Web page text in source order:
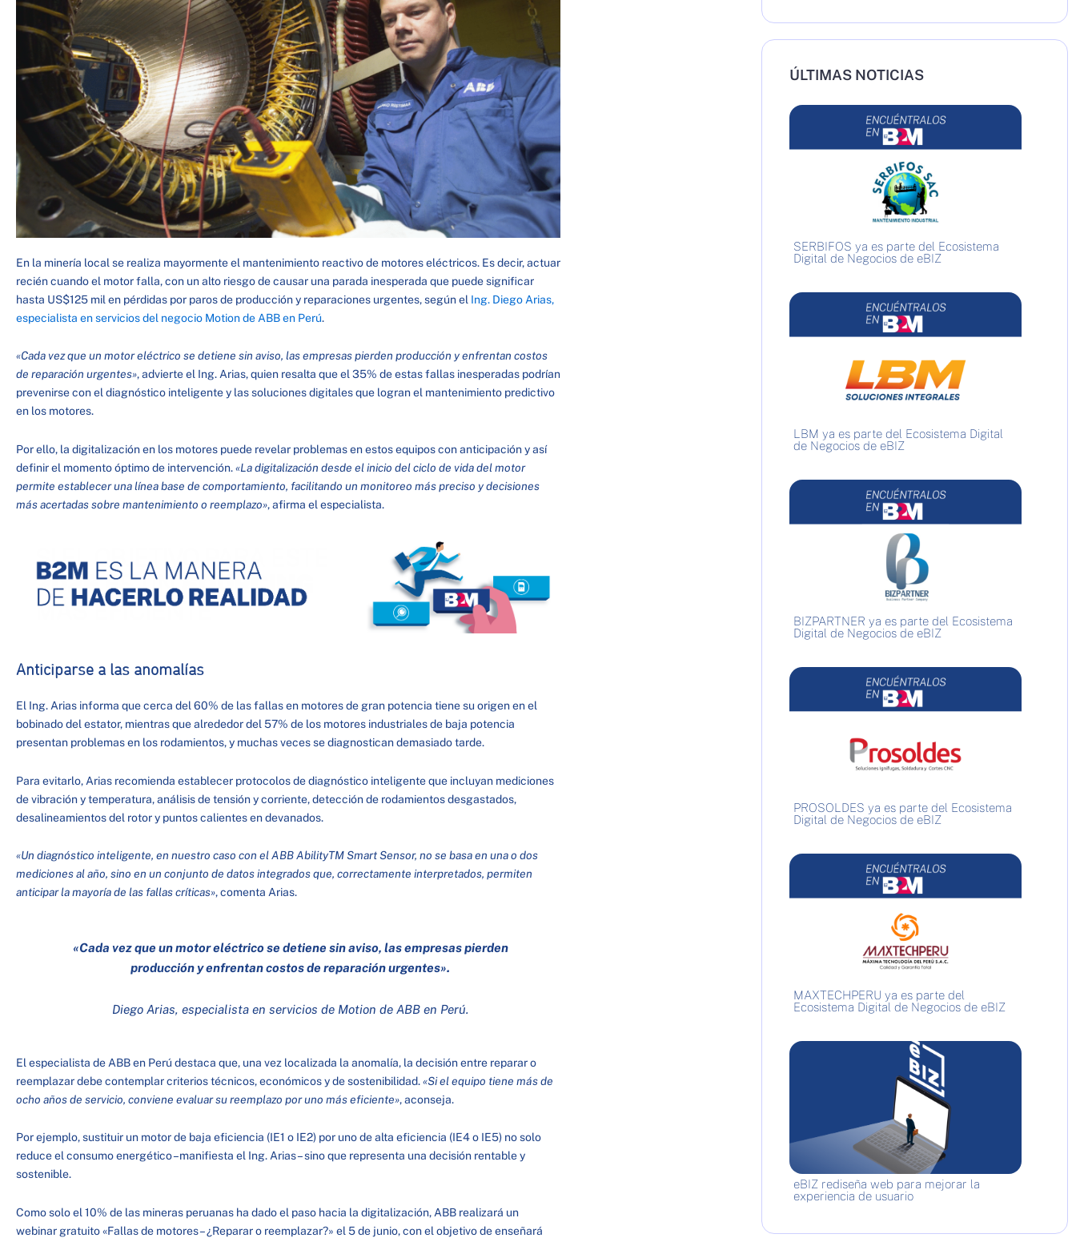
En la minería local se realiza mayormente el mantenimiento reactivo de motores eléctricos. Es decir, actuar
recién cuando el motor falla, con un alto riesgo de causar una parada inesperada que puede significar
hasta US$125 mil en pérdidas por paros de producción y reparaciones urgentes, según el Ing. Diego Arias,
especialista en servicios del negocio Motionde ABB en Perú.
«Cada vez que un motor eléctrico se detiene sin aviso, las empresas pierden producción y enfrentan costos
de reparación urgentes», advierte el Ing. Arias, quien resalta que el 35% de estas fallas inesperadas podrían
prevenirse con el diagnóstico inteligente y las soluciones digitales que logran el mantenimiento predictivo
en los motores.
Por ello, la digitalización en los motores puede revelar problemas en estos equipos con anticipación y así
definir el momento óptimo de intervención.«La digitalización desde el inicio del ciclo de vida del motor
permite establecer una línea base de comportamiento, facilitando un monitoreo más preciso y decisiones
más acertadas sobre mantenimiento o reemplazo», afirma el especialista.
Anticiparse a las anomalías
El Ing. Arias informa que cerca del 60% de las fallas en motores de gran potencia tiene su origen en el
bobinado del estator, mientras que alrededor del 57% de los motores industriales de baja potencia
presentan problemas en los rodamientos, y muchas veces se diagnostican demasiado tarde.
Para evitarlo, Arias recomienda establecer protocolos de diagnóstico inteligente que incluyan mediciones
de vibración y temperatura, análisis de tensión y corriente, detección de rodamientos desgastados,
desalineamientos del rotor y puntos calientes en devanados.
«Un diagnóstico inteligente, en nuestro caso con el ABB AbilityTM Smart Sensor, no se basa en una o dos
mediciones al año, sino en un conjunto de datos integrados que, correctamente interpretados, permiten
anticipar la mayoría de las fallas críticas», comenta Arias.
«Cada vez que un motor eléctrico se detiene sin aviso, las empresas pierden
producción y enfrentan costos de reparación urgentes».
Diego Arias, especialista en servicios de Motion de ABB en Perú.
El especialista de ABB en Perú destaca que, una vez localizada la anomalía, la decisión entre reparar o
reemplazar debe contemplar criterios técnicos, económicos y de sostenibilidad.«Si el equipo tiene más de
ocho años de servicio, conviene evaluar su reemplazo por uno más eficiente», aconseja.
Por ejemplo, sustituir un motor de baja eficiencia (IE1 o IE2) por uno de alta eficiencia (IE4 o IE5) no solo
reduce el consumo energético –manifiesta el Ing. Arias– sino que representa una decisión rentable y
sostenible.
Como solo el 10% de las mineras peruanas ha dado el paso hacia la digitalización, ABB realizará un
webinar gratuito «Fallas de motores – ¿Reparar o reemplazar?» el 5 de junio, con el objetivo de enseñará
ÚLTIMAS NOTICIAS
SERBIFOS ya es parte del Ecosistema
Digital de Negocios de eBIZ
LBM ya es parte del Ecosistema Digital
de Negocios de eBIZ
BIZPARTNER ya es parte del Ecosistema
Digital de Negocios de eBIZ
PROSOLDES ya es parte del Ecosistema
Digital de Negocios de eBIZ
MAXTECHPERU ya es parte del
Ecosistema Digital de Negocios de eBIZ
eBIZ rediseña web para mejorar la
experiencia de usuario